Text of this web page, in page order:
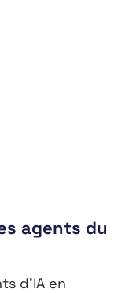
agents du
d’IA en